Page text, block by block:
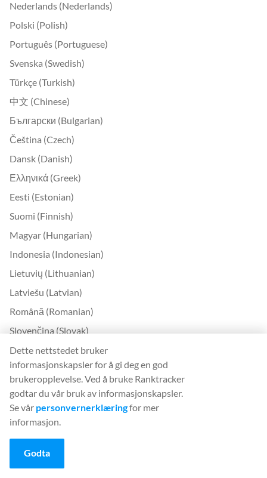
Nederlands (Nederlands)
Polski (Polish)
Português (Portuguese)
Svenska (Swedish)
Türkçe (Turkish)
中文 (Chinese)
Български (Bulgarian)
Čeština (Czech)
Dansk (Danish)
Ελληνικά (Greek)
Eesti (Estonian)
Suomi (Finnish)
Magyar (Hungarian)
Indonesia (Indonesian)
Lietuvių (Lithuanian)
Latviešu (Latvian)
Română (Romanian)
Slovenčina (Slovak)
Slovenščina (Slovenian)
Українська (Ukrainian)
한국어 (Korean)
Bokmål (Norwegian)
Kontakt
Dette nettstedet bruker
informasjonskapsler for å gi deg en god
brukeropplevelse. Ved å bruke Ranktracker
godtar du vår bruk av informasjonskapsler.
Se vår personvernerklæringfor mer
informasjon.
Godta